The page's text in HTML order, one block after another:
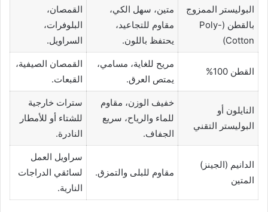
البوليستر الممزوج
بالقطن (Poly-
Cotton)
متين، سهل الكي،
مقاوم للتجاعيد،
يحتفظ باللون.
القمصان،
البلوفرات،
السراويل.
القطن 100%
مريح للغاية، مسامي،
يمتص العرق.
القمصان الصيفية،
القبعات.
النايلون أو
البوليستر التقني
خفيف الوزن، مقاوم
للماء والرياح، سريع
الجفاف.
سترات خارجية
للشتاء أو للأمطار
النادرة.
الدانيم (الجينز)
المتين
مقاوم للبلى والتمزق.
سراويل العمل
لسائقي الدراجات
النارية.